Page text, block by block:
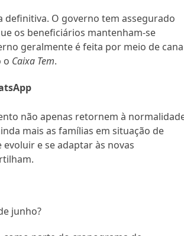
definitiva. O governo tem assegurado
os beneficiários mantenham-se
geralmente é feita por meio de
o Caixa Tem.
não apenas retornem à
mais as famílias em situação de
e se adaptar às novas
junho?